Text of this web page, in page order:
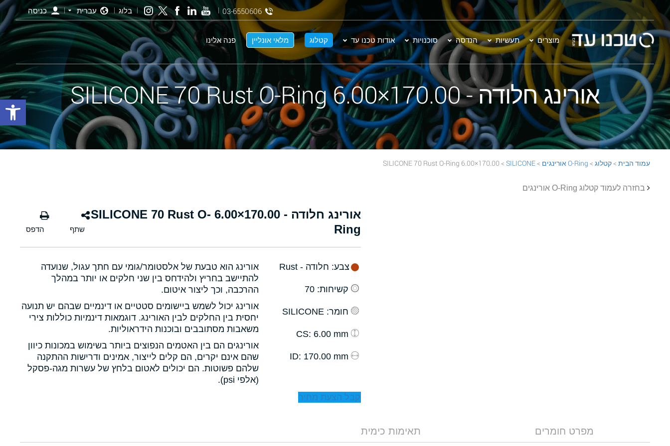
מוצרים תעשיות הנדסה סוכנויות אודות טכנו עד קטלוג מלאי אונליין פנה אלינו
03-6550606 בלוג עברית כניסה
אורינג חלודה - 170.00×6.00 SILICONE 70 Rust O-Ring
עמוד הבית >קטלוג > O-Ring אורינגים >
SILICONE
> 170.00×6.00 SILICONE 70 Rust O-Ring
בחזרה לעמוד קטלוג O-Ring אורינגים
אורינג חלודה - 170.00×6.00 SILICONE 70 Rust O-
Ring
אורינג הוא טבעת של אלסטומר/גומי עם חתך עגול, שנועדה
להתיישב בחריץ ולהידחס בין שני חלקים או יותר במהלך
ההרכבה, וכך ליצור איטום.
אורינג יכול לשמש ביישומים סטטיים או דינמיים שבהם יש תנועה
יחסית בין החלקים לבין האורינג. דוגמאות דינמיות כוללות צירי
משאבות מסתובבים ובוכנות הידראוליות.
אורינגים הם בין האטמים הנפוצים ביותר בשימוש במכונות כיוון
שהם אינם יקרים, הם קלים לייצור, אמינים ודרישות ההתקנה
שלהם פשוטות. הם יכולים לאטום בלחץ של עשרות מגה-פסקל
(אלפי psi).
צבע: חלודה - Rust
קשיחות: 70
חומר: SILICONE
: 6.00 mm
: 170.00 mm
קבל הצעת מחיר
מפרט חומרים תאימות כימית
פתח